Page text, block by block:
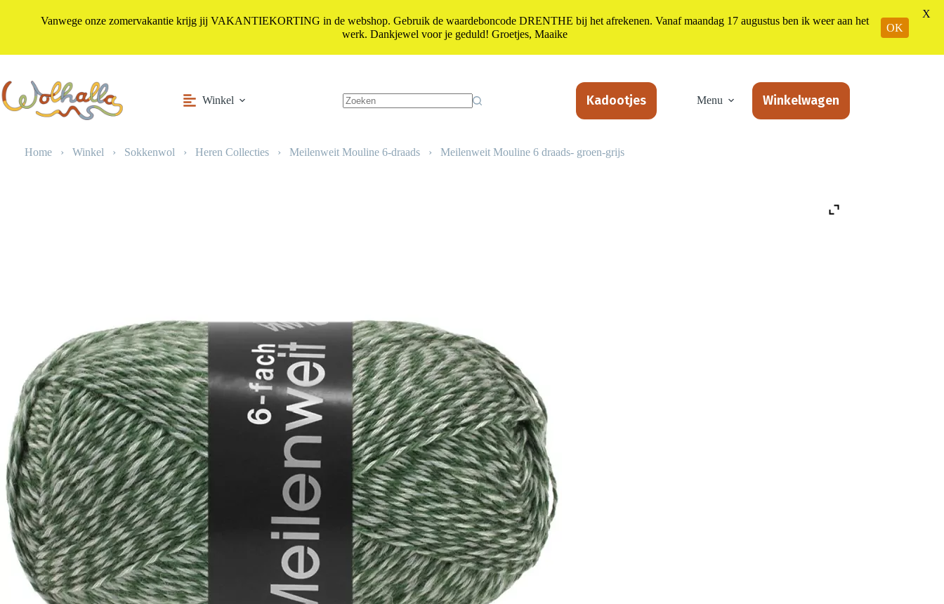
de
inhoud
Winkel
Kadootjes Menu Winkelwagen
Home › Winkel › Sokkenwol › Heren Collecties › Meilenweit Mouline 6-draads › Meilenweit Mouline 6 draads- groen-grijs
Vanwege onze zomervakantie krijg jij VAKANTIEKORTING in de webshop. Gebruik de waardeboncode DRENTHE bij het afrekenen. Vanaf maandag 17 augustus ben ik weer aan het
werk. Dankjewel voor je geduld! Groetjes, Maaike
OK
X